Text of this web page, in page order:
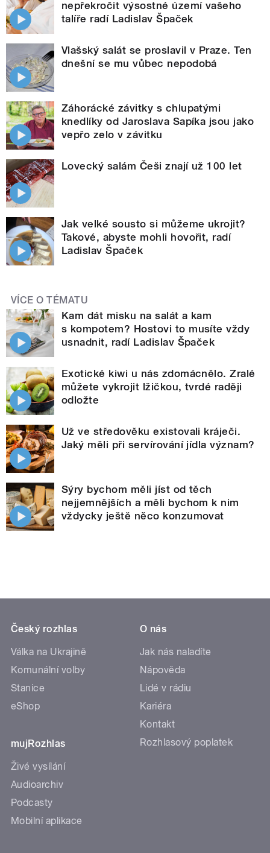
nepřekročit výsostné území vašeho
talíře radí Ladislav Špaček
Vlašský salát se proslavil v Praze. Ten
dnešní se mu vůbec nepodobá
Záhorácké závitky s chlupatými
knedlíky od Jaroslava Sapíka jsou jako
vepřo zelo v závitku
Lovecký salám Češi znají už 100 let
Jak velké sousto si můžeme ukrojit?
Takové, abyste mohli hovořit, radí
Ladislav Špaček
VÍCE O TÉMATU
Kam dát misku na salát a kam
s kompotem? Hostovi to musíte vždy
usnadnit, radí Ladislav Špaček
Exotické kiwi u nás zdomácnělo. Zralé
můžete vykrojit lžičkou, tvrdé raději
odložte
Už ve středověku existovali kráječi.
Jaký měli při servírování jídla význam?
Sýry bychom měli jíst od těch
nejjemnějších a měli bychom k nim
vždycky ještě něco konzumovat
Český rozhlas
Válka na Ukrajině
Komunální volby
Stanice
eShop
mujRozhlas
Živé vysílání
Audioarchiv
Podcasty
Mobilní aplikace
O nás
Jak nás naladíte
Nápověda
Lidé v rádiu
Kariéra
Kontakt
Rozhlasový poplatek